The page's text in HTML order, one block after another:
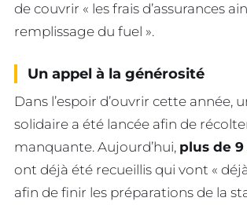
de couvrir « les frais d’assurances
remplissage du fuel ».
Un appel à la générosité
Dans l’espoir d’ouvrir cette année,
solidaire a été lancée afin de
manquante. Aujourd’hui, plus de
ont déjà été recueillis qui vont «
afin de finir les préparations de la